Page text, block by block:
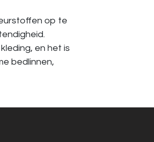
op te
en het is
bedlinnen,